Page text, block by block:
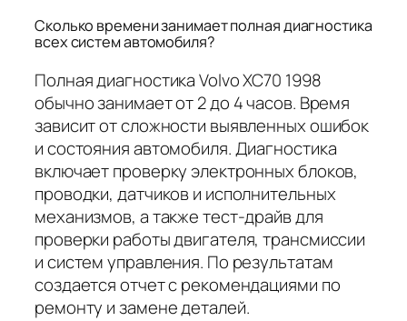
Сколько времени занимает полная диагностика
всех систем автомобиля?
Полная диагностика Volvo XC70 1998
обычно занимает от 2 до 4 часов. Время
зависит от сложности выявленных ошибок
и состояния автомобиля. Диагностика
включает проверку электронных блоков,
проводки, датчиков и исполнительных
механизмов, а также тест-драйв для
проверки работы двигателя, трансмиссии
и систем управления. По результатам
создается отчет с рекомендациями по
ремонту и замене деталей.